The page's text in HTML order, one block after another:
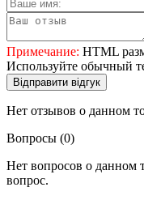
Примечание: HTML
Используйте обычный
Відправити відгук
Нет отзывов о данном
Вопросы (0)
Нет вопросов о данном
вопрос.